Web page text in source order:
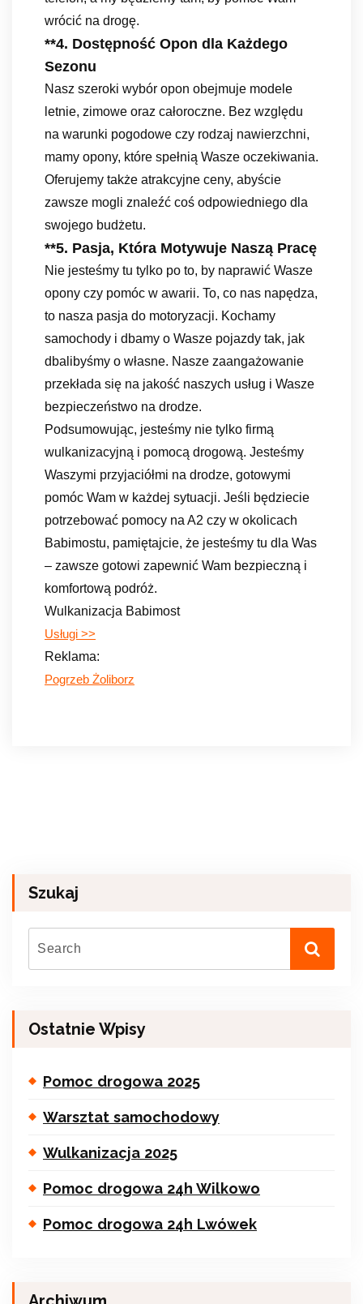
wrócić na drogę.
**4. Dostępność Opon dla Każdego
Sezonu
Nasz szeroki wybór opon obejmuje modele
letnie, zimowe oraz całoroczne. Bez względu
na warunki pogodowe czy rodzaj nawierzchni,
mamy opony, które spełnią Wasze oczekiwania.
Oferujemy także atrakcyjne ceny, abyście
zawsze mogli znaleźć coś odpowiedniego dla
swojego budżetu.
**5. Pasja, Która Motywuje Naszą Pracę
Nie jesteśmy tu tylko po to, by naprawić Wasze
opony czy pomóc w awarii. To, co nas napędza,
to nasza pasja do motoryzacji. Kochamy
samochody i dbamy o Wasze pojazdy tak, jak
dbalibyśmy o własne. Nasze zaangażowanie
przekłada się na jakość naszych usług i Wasze
bezpieczeństwo na drodze.
Podsumowując, jesteśmy nie tylko firmą
wulkanizacyjną i pomocą drogową. Jesteśmy
Waszymi przyjaciółmi na drodze, gotowymi
pomóc Wam w każdej sytuacji. Jeśli będziecie
potrzebować pomocy na A2 czy w okolicach
Babimostu, pamiętajcie, że jesteśmy tu dla Was
– zawsze gotowi zapewnić Wam bezpieczną i
komfortową podróż.
Wulkanizacja Babimost
Usługi >>
Reklama:
Pogrzeb Żoliborz
Szukaj
Ostatnie Wpisy
Pomoc drogowa 2025
Warsztat samochodowy
Wulkanizacja 2025
Pomoc drogowa 24h Wilkowo
Pomoc drogowa 24h Lwówek